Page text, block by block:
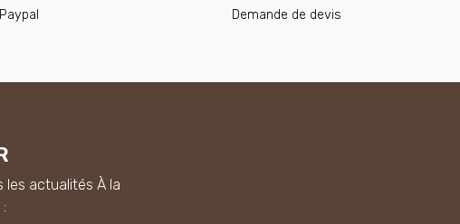
Demande de devis
les actualités À la